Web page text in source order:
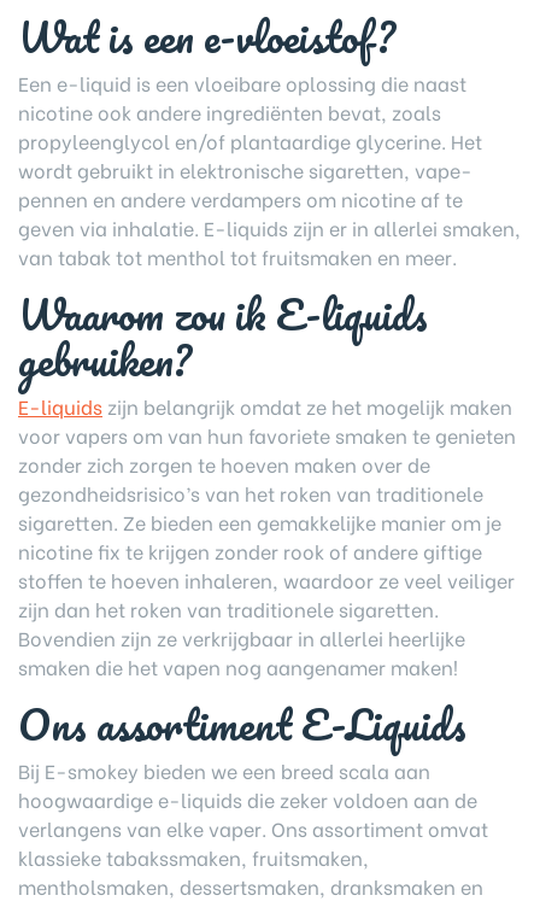
Wat is een e-vloeistof?
Een e-liquid is een vloeibare oplossing die naast
nicotine ook andere ingrediënten bevat, zoals
propyleenglycol en/of plantaardige glycerine. Het
wordt gebruikt in elektronische sigaretten, vape-
pennen en andere verdampers om nicotine af te
geven via inhalatie. E-liquids zijn er in allerlei smaken,
van tabak tot menthol tot fruitsmaken en meer.
Waarom zou ik E-liquids
gebruiken?
E-liquids zijn belangrijk omdat ze het mogelijk maken
voor vapers om van hun favoriete smaken te genieten
zonder zich zorgen te hoeven maken over de
gezondheidsrisico’s van het roken van traditionele
sigaretten. Ze bieden een gemakkelijke manier om je
nicotine fix te krijgen zonder rook of andere giftige
stoffen te hoeven inhaleren, waardoor ze veel veiliger
zijn dan het roken van traditionele sigaretten.
Bovendien zijn ze verkrijgbaar in allerlei heerlijke
smaken die het vapen nog aangenamer maken!
Ons assortiment E-Liquids
Bij E-smokey bieden we een breed scala aan
hoogwaardige e-liquids die zeker voldoen aan de
verlangens van elke vaper. Ons assortiment omvat
klassieke tabakssmaken, fruitsmaken,
mentholsmaken, dessertsmaken, dranksmaken en